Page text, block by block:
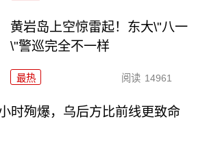
黄岩岛上空惊雷起！东大\"八一
\"警巡完全不一样
最热 阅读 14961
时殉爆，乌后方比前线更致命